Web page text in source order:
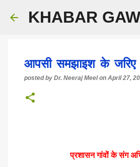
KHABAR
आपसी समझाइश के जरिए
posted by Dr. Neeraj Meel on April 27,
प्रशासन गांवों के संग